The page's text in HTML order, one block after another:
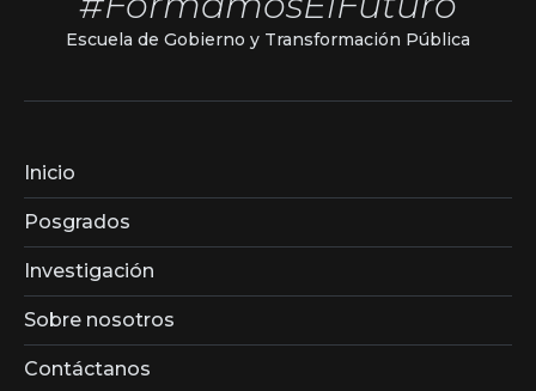
Escuela de Gobierno y Transformación Pública
Inicio
Posgrados
Investigación
Sobre nosotros
Contáctanos